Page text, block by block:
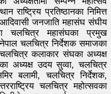
राष्ट्रिय प्रतिष्ठानका निमित्त
जनजाति महासंघ संघीय
चलचित्र महासंघका प्रमुख
चलचित्र निर्देशक समाजका
कलाकार संघका अध्यक्ष
अध्यक्ष उदय सुव्वा, चलचित्र
बलामी, चलचित्र निर्देशक,
चलचित्र महोत्सवका